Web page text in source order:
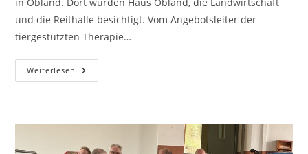
und die Reithalle besichtigt. Vom Angebotsleiter der
tiergestützten Therapie…
Weiterlesen Begehung
Und